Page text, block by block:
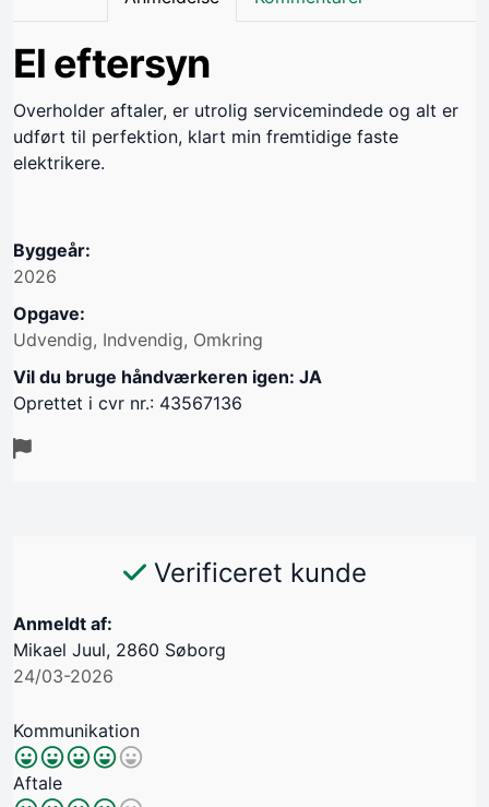
El eftersyn
Overholder aftaler, er utrolig servicemindede og alt er
udført til perfektion, klart min fremtidige faste
elektrikere.
Byggeår:
2026
Opgave:
Udvendig, Indvendig, Omkring
Vil du bruge håndværkeren igen: JA
Oprettet i cvr nr.: 43567136
Verificeret kunde
Anmeldt af:
Mikael Juul, 2860 Søborg
24/03-2026
Kommunikation
Aftale